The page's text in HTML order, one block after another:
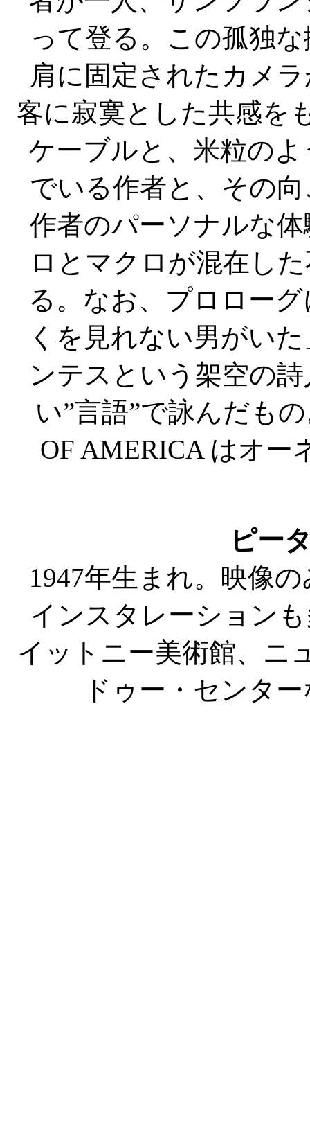
って登る。この孤独
肩に固定されたカメ
客に寂寞とした共感を
ケーブルと、米粒の
でいる作者と、その
作者のパーソナルな
ロとマクロが混在し
る。なお、プロロー
くを見れない男がい
ンテスという架空の
い”言語”で詠んだも
OF AMERICA はオー
ピー
1947年生まれ。映像
インスタレーション
イットニー美術館、ニ
ドゥー・センタ